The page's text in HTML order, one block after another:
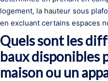
logement, la hauteur sous
en excluant certains espaces
Quels sont les
baux disponibles
maison ou un